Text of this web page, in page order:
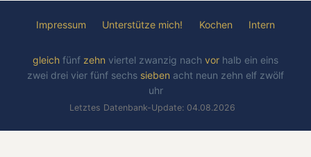
Impressum Unterstütze mich! Kochen Intern
gleich fünf zehn viertel zwanzig nach vor halb ein eins
zwei drei vier fünf sechs sieben acht neun zehn elf zwölf
uhr
Letztes Datenbank-Update: 04.08.2026